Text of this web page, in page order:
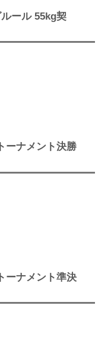
ール 55kg契
ナメント決勝
ナメント準決